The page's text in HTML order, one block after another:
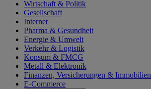
Wirtschaft & Politik
Gesellschaft
Internet
Pharma & Gesundheit
Energie & Umwelt
Verkehr & Logistik
Konsum & FMCG
Metall & Elektronik
Finanzen, Versicherungen & Immobilien
E-Commerce